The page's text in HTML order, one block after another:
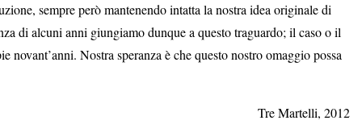
sempre però mantenendo intatta la nostra idea originale di
di alcuni anni giungiamo dunque a questo traguardo; il caso o il
Nostra speranza è che questo nostro omaggio possa
Tre Martelli, 2012